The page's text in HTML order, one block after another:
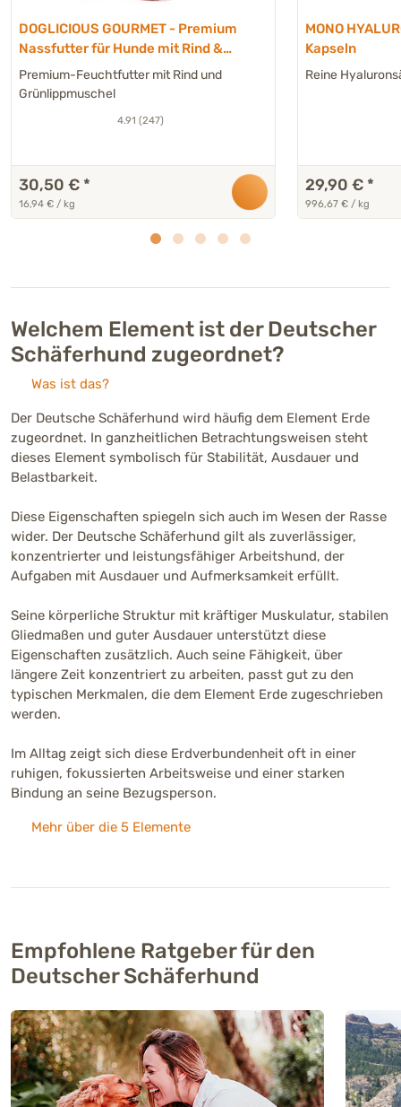
DOGLICIOUS GOURMET - Premium
Nassfutter für Hunde mit Rind &
Grünlippmuschel - 6 x 300 g
Premium-Feuchtfutter mit Rind und
Grünlippmuschel
4.91 (247)
30,50 € *
16,94 € / kg
MONO
Kapseln
Reine
29,90 € *
996,67 € / kg
Welchem Element ist der Deutscher
Schäferhund zugeordnet?
Was ist das?
Der Deutsche Schäferhund wird häufig dem Element Erde
zugeordnet. In ganzheitlichen Betrachtungsweisen steht
dieses Element symbolisch für Stabilität, Ausdauer und
Belastbarkeit.
Diese Eigenschaften spiegeln sich auch im Wesen der Rasse
wider. Der Deutsche Schäferhund gilt als zuverlässiger,
konzentrierter und leistungsfähiger Arbeitshund, der
Aufgaben mit Ausdauer und Aufmerksamkeit erfüllt.
Seine körperliche Struktur mit kräftiger Muskulatur, stabilen
Gliedmaßen und guter Ausdauer unterstützt diese
Eigenschaften zusätzlich. Auch seine Fähigkeit, über
längere Zeit konzentriert zu arbeiten, passt gut zu den
typischen Merkmalen, die dem Element Erde zugeschrieben
werden.
Im Alltag zeigt sich diese Erdverbundenheit oft in einer
ruhigen, fokussierten Arbeitsweise und einer starken
Bindung an seine Bezugsperson.
Mehr über die 5 Elemente
Empfohlene Ratgeber für den
Deutscher Schäferhund